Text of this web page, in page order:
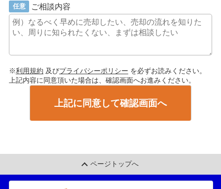
任意 ご相談内容
※利用規約 及びプライバシーポリシー を必ずお読みください。
上記内容に同意頂いた場合は、確認画面へお進みください。
上記に同意して確認画面へ
ページトップへ